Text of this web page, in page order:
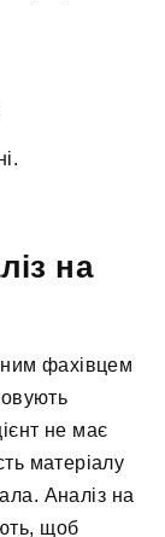
на
фахівцем
не має
матеріалу
Аналіз на
щоб